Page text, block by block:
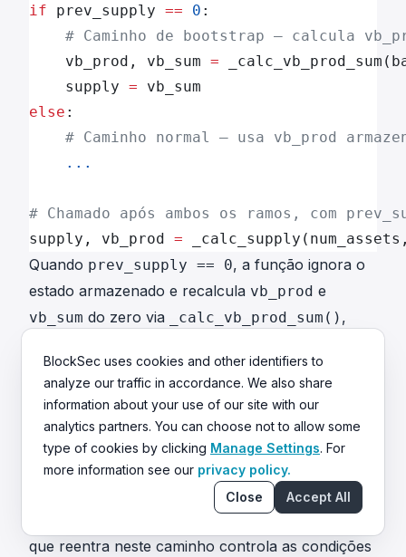
if prev_supply == 0 :
# Caminho de bootstrap — calcula
    vb_prod, vb_sum
=
    supply
= vb_sum
else :
# Caminho normal — usa vb_prod
    ...
# Chamado após ambos os ramos, com
supply, vb_prod =
Quando prev_supply == 0, a função ignora o
estado armazenado e recalcula vb_prod e
vb_sum do zero via _calc_vb_prod_sum() ,
de bootstrap foi projetado para uso único durante
a inicialização do pool, mas nunca foi
permanentemente bloqueado após o primeiro
depósito.
Se o supply total puder ser reduzido a zero (por
qualquer combinação de burns e retiradas), o
que reentra neste caminho controla as condições
BlockSec uses cookies and other identifiers to
analyze our traffic in accordance. We also share
information about your use of our site with our
analytics partners. You can choose not to allow some
type of cookies by clicking Manage Settings. For
more information see our privacy policy.
Close
Accept All